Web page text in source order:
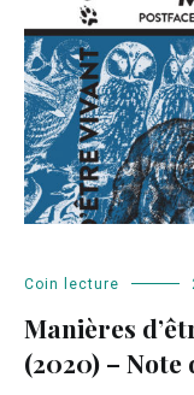
Coin lecture
Manières
(2020) –